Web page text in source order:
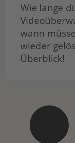
Wie lange
wann
wieder
Überblick!